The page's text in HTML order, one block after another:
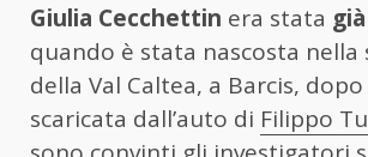
Giulia Cecchettin era stata
quando è stata nascosta nella
della Val Caltea, a Barcis,
scaricata dall’auto di Filippo